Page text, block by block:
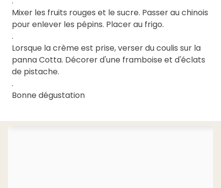
Mixer les fruits rouges et le sucre. Passer au chinois
pour enlever les pépins. Placer au frigo.
.
Lorsque la crème est prise, verser du coulis sur la
panna Cotta. Décorer d'une framboise et d'éclats
de pistache.
.
Bonne dégustation